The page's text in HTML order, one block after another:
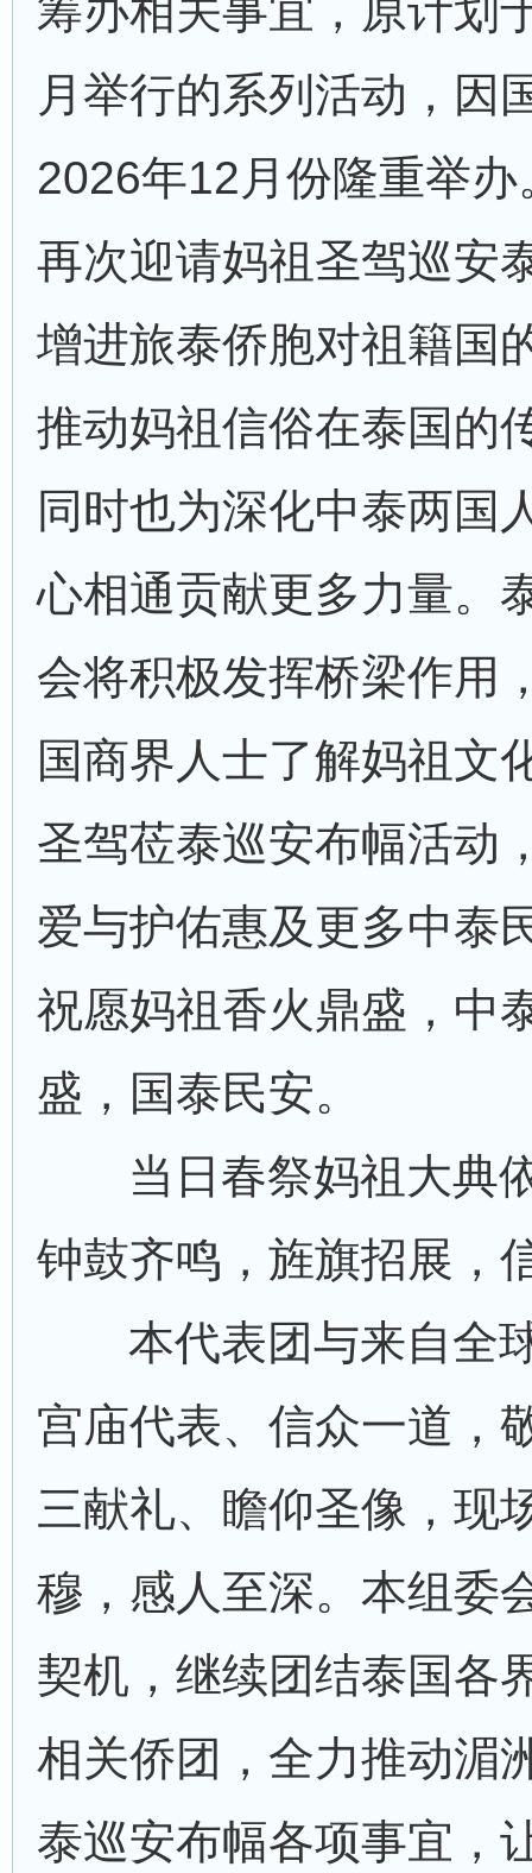
筹办相关事宜，原计划
月举行的系列活动，因
2026年12月份隆重举
再次迎请妈祖圣驾巡安
增进旅泰侨胞对祖籍国
推动妈祖信俗在泰国的
同时也为深化中泰两国
心相通贡献更多力量。
会将积极发挥桥梁作用
国商界人士了解妈祖文
圣驾莅泰巡安布幅活动
爱与护佑惠及更多中泰
祝愿妈祖香火鼎盛，中
盛，国泰民安。
当日春祭妈祖大典
钟鼓齐鸣，旌旗招展，
本代表团与来自全
宫庙代表、信众一道，
三献礼、瞻仰圣像，现
穆，感人至深。本组委
契机，继续团结泰国各
相关侨团，全力推动湄
泰巡安布幅各项事宜，